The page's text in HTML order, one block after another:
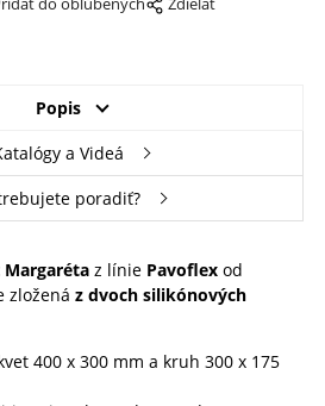
Popis
a Videá
poradiť?
z línie Pavoflex od
zložená z dvoch silikónových
400 x 300 mm a kruh 300 x 175